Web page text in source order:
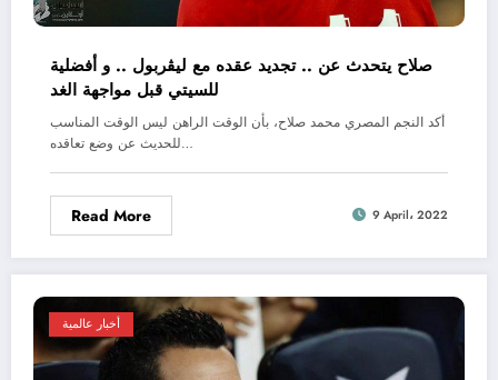
صلاح يتحدث عن .. تجديد عقده مع ليڤربول .. و أفضلية
للسيتي قبل مواجهة الغد
أكد النجم المصري محمد صلاح، بأن الوقت الراهن ليس الوقت المناسب
للحديث عن وضع تعاقده…
Read More 9 April، 2022
أخبار عالمية